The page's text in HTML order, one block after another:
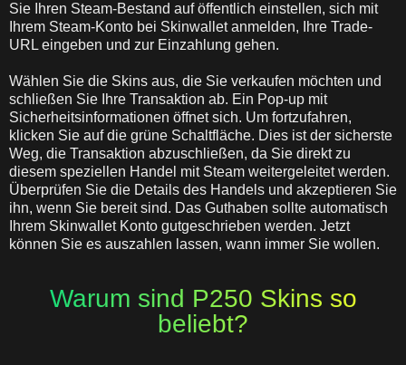
Sie Ihren Steam-Bestand auf öffentlich einstellen, sich mit
Ihrem Steam-Konto bei Skinwallet anmelden, Ihre Trade-
URL eingeben und zur Einzahlung gehen.
Wählen Sie die Skins aus, die Sie verkaufen möchten und
schließen Sie Ihre Transaktion ab. Ein Pop-up mit
Sicherheitsinformationen öffnet sich. Um fortzufahren,
klicken Sie auf die grüne Schaltfläche. Dies ist der sicherste
Weg, die Transaktion abzuschließen, da Sie direkt zu
diesem speziellen Handel mit Steam weitergeleitet werden.
Überprüfen Sie die Details des Handels und akzeptieren Sie
ihn, wenn Sie bereit sind. Das Guthaben sollte automatisch
Ihrem Skinwallet Konto gutgeschrieben werden. Jetzt
können Sie es auszahlen lassen, wann immer Sie wollen.
Warum sind P250 Skins so
beliebt?